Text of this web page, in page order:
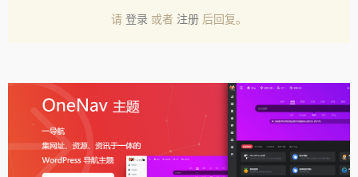
请 登录 或者 注册 后回复。